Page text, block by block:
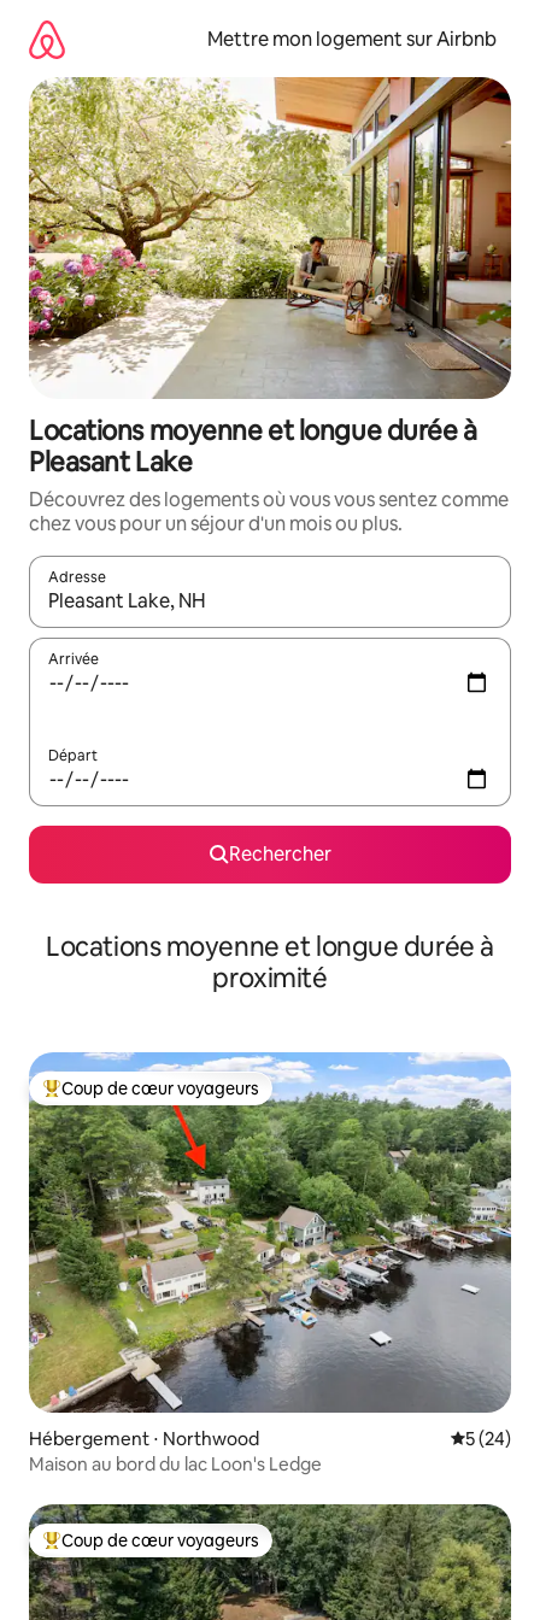
directement
contenu
Mettre mon logement sur Airbnb
Locations moyenne et longue durée à
Pleasant Lake
Découvrez des logements où vous vous sentez comme
chez vous pour un séjour d'un mois ou plus.
Adresse
Lorsque les résultats s'affichent, utilisez les flèches vers le
Arrivée
Départ
Rechercher
Locations moyenne et longue durée à
proximité
Coups de cœur voyageurs les plus appréciés
Coup de cœur voyageurs
Hébergement ⋅ Northwood
5 (24)
Maison au bord du lac Loon's Ledge
Coups de cœur voyageurs les plus appréciés
Coup de cœur voyageurs